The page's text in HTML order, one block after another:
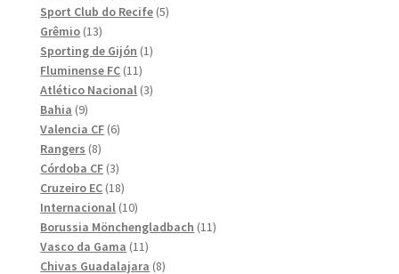
produkter
Sport Club do Recife 55
Grêmio 1313
produkter
Sporting de Gijón 11
Fluminense FC 1111
produkter
Atlético Nacional 33
Bahia 99
produkter
Valencia CF 66
Rangers 88
produkter
Córdoba CF 33
produkter
Cruzeiro EC 1818
produkter
Internacional 1010
produkter
Borussia Mönchengladbach 1111
Vasco da Gama 1111
produkter
Chivas Guadalajara 88